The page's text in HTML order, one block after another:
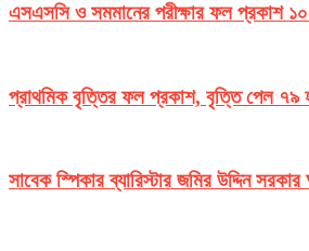
এসএসসি ও সমমানের পরীক্ষার ফল প্রকাশ
প্রাথমিক বৃত্তির ফল প্রকাশ, বৃত্তি পেল ৭৯
সাবেক স্পিকার ব্যারিস্টার জমির উদ্দিন